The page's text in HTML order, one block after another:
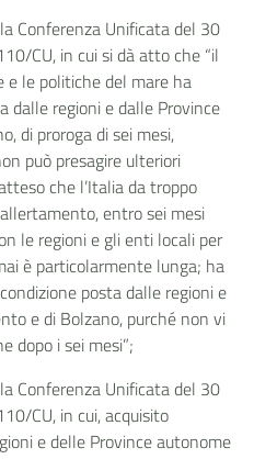
Conferenza Unificata del 30
CU, in cui si dà atto che “il
e le politiche del mare ha
dalle regioni e dalle Province
di proroga di sei mesi,
può presagire ulteriori
che l’Italia da troppo
entro sei mesi
le regioni e gli enti locali per
è particolarmente lunga; ha
posta dalle regioni e
e di Bolzano, purché non vi
dopo i sei mesi”;
Conferenza Unificata del 30
CU, in cui, acquisito
e delle Province autonome